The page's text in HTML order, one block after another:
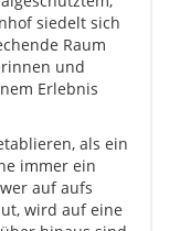
siedelt sich
Raum
und
Erlebnis
als ein
immer ein
auf aufs
wird auf eine